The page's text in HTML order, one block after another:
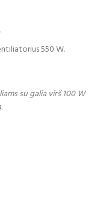
550 W.
su galia virš 100 W